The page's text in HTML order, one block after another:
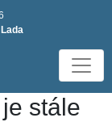
Lada
stále